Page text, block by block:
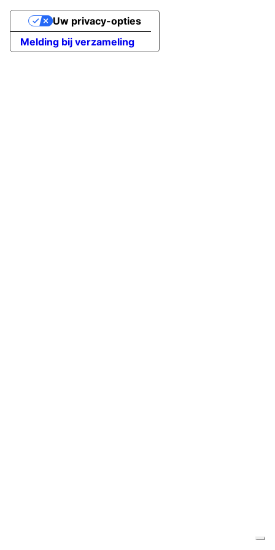
Melding bij verzameling
Uw privacy-opties